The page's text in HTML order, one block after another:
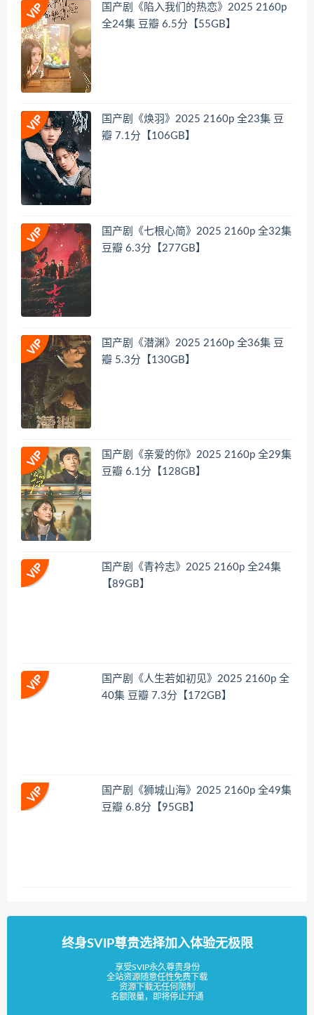
国产剧《陷入我们的热恋》2025 2160p
全24集 豆瓣 6.5分【55GB】
国产剧《焕羽》2025 2160p 全23集 豆
瓣 7.1分【106GB】
国产剧《七根心简》2025 2160p 全32集
豆瓣 6.3分【277GB】
国产剧《潜渊》2025 2160p 全36集 豆
瓣 5.3分【130GB】
国产剧《亲爱的你》2025 2160p 全29集
豆瓣 6.1分【128GB】
国产剧《青衿志》2025 2160p 全24集
【89GB】
国产剧《人生若如初见》2025 2160p 全
40集 豆瓣 7.3分【172GB】
国产剧《狮城山海》2025 2160p 全49集
豆瓣 6.8分【95GB】
终身SVIP尊贵选择加入体验无极限
享受SVIP永久尊贵身份
全站资源随意任性免费下载
资源下载无任何限制
名额限量，即将停止开通